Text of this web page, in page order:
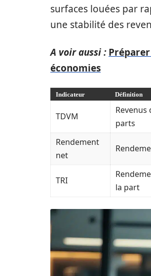
surfaces louées par
une stabilité des
A voir aussi :
économies
Indicateur Définition
TDVM
parts
Rendement
net
TRI
la part